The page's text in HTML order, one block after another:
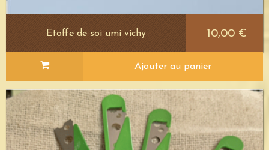
Etoffe de soi umi vichy 10,00 €
Ajouter au panier